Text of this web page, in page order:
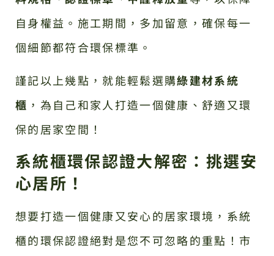
自身權益。施工期間，多加留意，確保每一
個細節都符合環保標準。
謹記以上幾點，就能輕鬆選購綠建材系統
櫃 ，為自己和家人打造一個健康、舒適又環
保的居家空間！
系統櫃環保認證大解密：挑選安
心居所！
想要打造一個健康又安心的居家環境，系統
櫃的環保認證絕對是您不可忽略的重點！市